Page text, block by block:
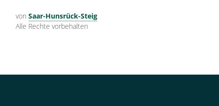
von Saar-Hunsrück-Steig
Alle Rechte vorbehalten